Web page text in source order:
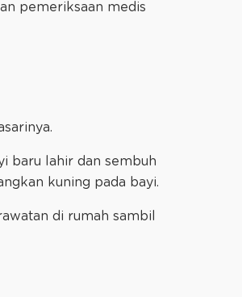
pemeriksaan medis
baru lahir dan sembuh
kuning pada bayi.
di rumah sambil